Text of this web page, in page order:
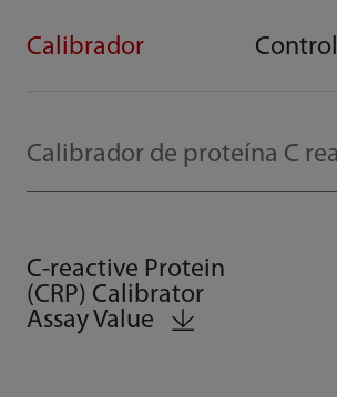
Calibrador Control
C-reactive Protein
(CRP) Calibrator
Assay Value